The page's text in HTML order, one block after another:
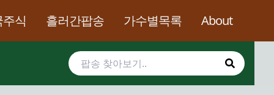
식 흘러간팝송 가수별목록 About